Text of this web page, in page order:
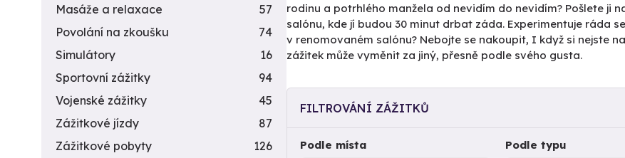
rodinu a potrhlého manžela od nevidím do nevidím? Pošlete ji
salónu, kde jí budou 30 minut drbat záda. Experimentuje ráda
v renomovaném salónu? Nebojte se nakoupit, I když si nejste
zážitek může vyměnit za jiný, přesně podle svého gusta.
FILTROVÁNÍ ZÁŽITKŮ
Podle místa Podle typu
Masáže a relaxace
57
Povolání na zkoušku
74
Simulátory
16
Sportovní zážitky
94
Vojenské zážitky
45
Zážitkové jízdy
87
Zážitkové pobyty
126